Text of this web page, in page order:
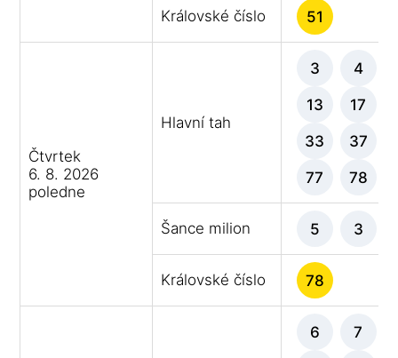
Královské číslo 51
Čtvrtek
6. 8. 2026
poledne
Hlavní tah
3 4
13 17
33 37
77 78
Šance milion 5 3
Královské číslo 78
6 7